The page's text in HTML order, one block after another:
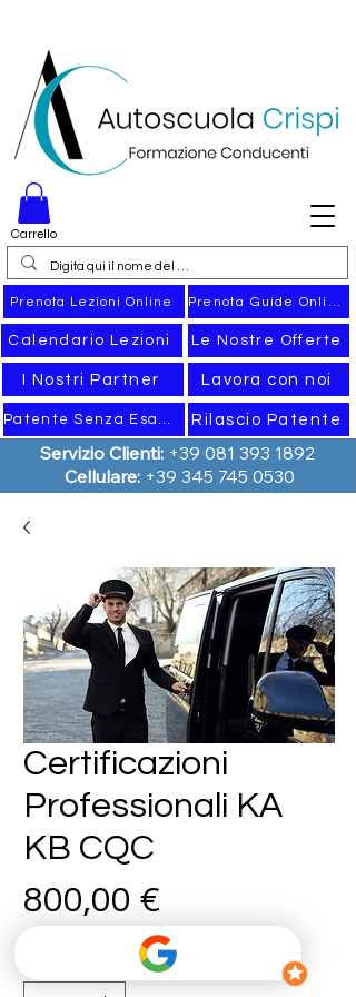
Servizio Clienti: +39 081 393 1892
Cellulare: +39 345 745 0530
Patente Senza Esame
Calendario Lezioni
Prenota Lezioni Online
Le Nostre Offerte
Lavora con noi
I Nostri Partner
Rilascio Patente
Carrello
Certificazioni
Professionali KA
KB CQC
800,00 €